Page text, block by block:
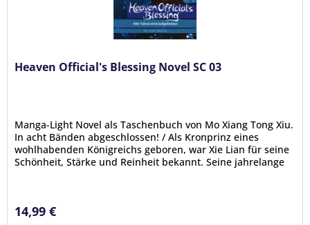
Heaven Official's Blessing Novel SC 03
Manga-Light Novel als Taschenbuch von Mo Xiang Tong Xiu.
In acht Bänden abgeschlossen! / Als Kronprinz eines
wohlhabenden Königreichs geboren, war Xie Lian für seine
Schönheit, Stärke und Reinheit bekannt. Seine jahrelange
14,99 €